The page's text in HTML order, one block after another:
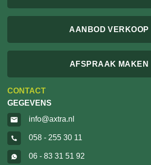
AANBOD VERKOOP
AFSPRAAK MAKEN
CONTACT
GEGEVENS
info@axtra.nl
058 - 255 30 11
06 - 83 31 51 92